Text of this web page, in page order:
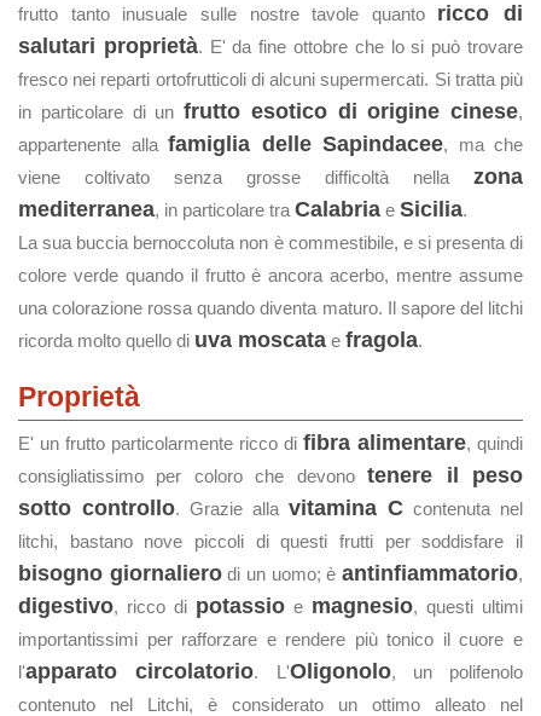
frutto tanto inusuale sulle nostre tavole quanto ricco di
salutari proprietà. E' da fine ottobre che lo si può trovare
fresco nei reparti ortofrutticoli di alcuni supermercati. Si tratta più
in particolare di un frutto esotico di origine cinese,
appartenente alla famiglia delle Sapindacee, ma che
viene coltivato senza grosse difficoltà nella zona
mediterranea, in particolare tra Calabria e Sicilia.
La sua buccia bernoccoluta non è commestibile, e si presenta di
colore verde quando il frutto è ancora acerbo, mentre assume
una colorazione rossa quando diventa maturo. Il sapore del litchi
ricorda molto quello di uva moscata e fragola.
Proprietà
E' un frutto particolarmente ricco di fibra alimentare, quindi
consigliatissimo per coloro che devonotenere il peso
sotto controllo. Grazie alla vitamina C contenuta nel
litchi, bastano nove piccoli di questi frutti per soddisfare il
bisogno giornalierodi un uomo; èantinfiammatorio,
digestivo, ricco di potassio e magnesio, questi ultimi
importantissimi per rafforzare e rendere più tonico il cuore e
l'apparato circolatorio. L'Oligonolo, un polifenolo
contenuto nel Litchi, è considerato un ottimo alleato nel